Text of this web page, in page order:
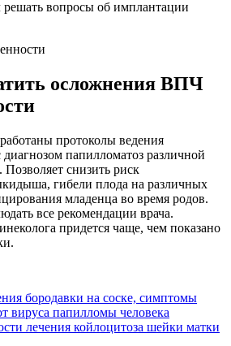
решать вопросы об имплантации
осложнения ВПЧ
протоколы ведения
папилломатоз различной
Позволяет снизить риск
гибели плода на различных
младенца во время родов.
все рекомендации врача.
придется чаще, чем показано
бородавки на соске, симптомы
вируса папилломы человека
лечения койлоцитоза шейки матки